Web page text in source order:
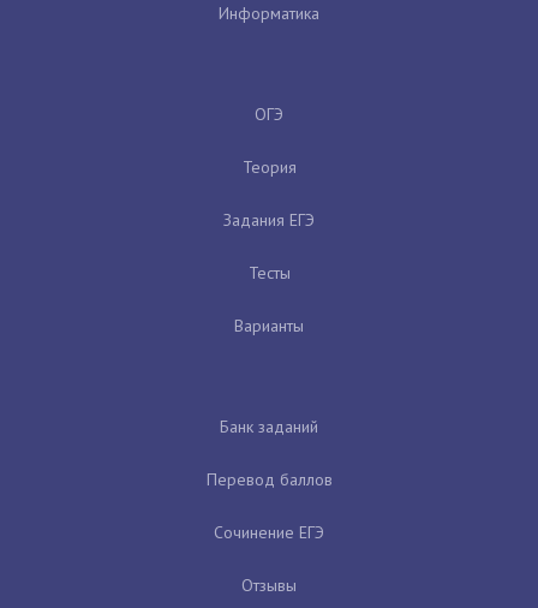
Информатика
ОГЭ
Теория
Задания ЕГЭ
Тесты
Варианты
Банк заданий
Перевод баллов
Сочинение ЕГЭ
Отзывы